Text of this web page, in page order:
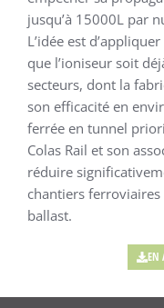
jusqu’à 15000L par
L’idée est
que l’ioniseur soit
secteurs, dont la
son efficacité en
ferrée en tunnel
Colas Rail et son
réduire
chantiers
ballast.
EN